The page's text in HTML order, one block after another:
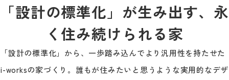
「設計の標準化」が生み出す、永
く住み続けられる家
「設計の標準化」から、一歩踏み込んでより汎用性を持たせた
i-worksの家づくり。誰もが住みたいと思うような実用的なデザ